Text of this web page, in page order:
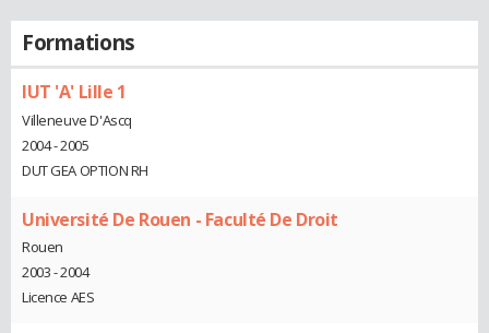
Formations
IUT 'A' Lille 1
Villeneuve D'Ascq
2004 - 2005
DUT GEA OPTION RH
Université De Rouen - Faculté De Droit
Rouen
2003 - 2004
Licence AES